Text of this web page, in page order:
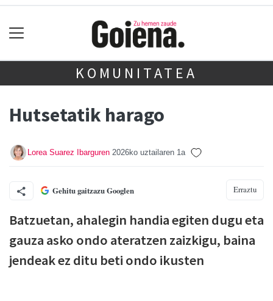
KOMUNITATEA
Hutsetatik harago
Lorea Suarez Ibarguren 2026ko uztailaren 1a
Gehitu gaitzazu Googlen Erraztu
Batzuetan, ahalegin handia egiten dugu eta
gauza asko ondo ateratzen zaizkigu, baina
jendeak ez ditu beti ondo ikusten